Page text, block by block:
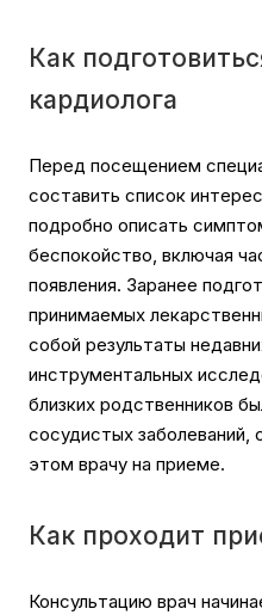
Как
кардиолога
Перед посещением
составить список
подробно описать
беспокойство, включая
появления. Заранее
принимаемых
собой результаты
инструментальных
близких родственников
сосудистых заболеваний,
этом врачу на приеме.
Как проходит
Консультацию врач